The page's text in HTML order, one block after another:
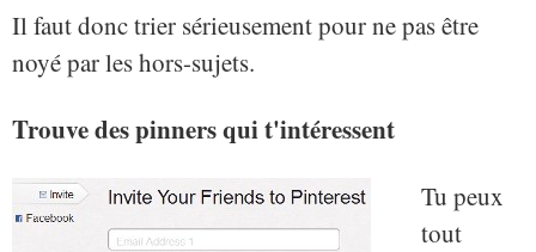
Il faut donc trier sérieusement pour ne pas être
noyé par les hors-sujets.
Trouve des pinners qui t'intéressent
Tu peux
tout